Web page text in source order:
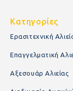
Κατηγορίες
Ερασιτεχνική
Επαγγελματική
Αξεσουάρ Αλιείας